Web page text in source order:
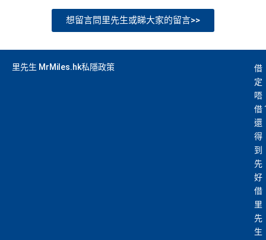
想留言問里先生或睇大家的留言>>
里先生 MrMiles.hk私隱政策
借
定
唔
借
還
得
到
先
好
借
里
先
生